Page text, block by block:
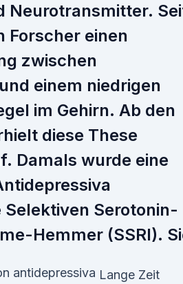
Neurotransmitter.
Forscher einen
zwischen
einem niedrigen
im Gehirn. Ab den
diese These
Damals wurde eine
Serotonin-
Hemmer (SSRI).
Lange Zeit